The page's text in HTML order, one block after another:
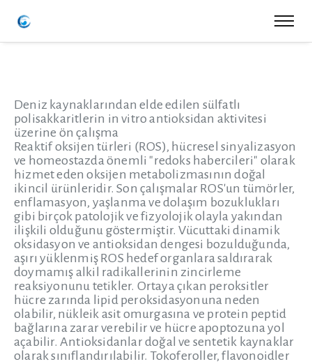
Deniz kaynaklarından elde edilen sülfatlı
polisakkaritlerin in vitro antioksidan aktivitesi
üzerine ön çalışma
Reaktif oksijen türleri (ROS), hücresel sinyalizasyon
ve homeostazda önemli "redoks habercileri" olarak
hizmet eden oksijen metabolizmasının doğal
ikincil ürünleridir. Son çalışmalar ROS'un tümörler,
enflamasyon, yaşlanma ve dolaşım bozuklukları
gibi birçok patolojik ve fizyolojik olayla yakından
ilişkili olduğunu göstermiştir. Vücuttaki dinamik
oksidasyon ve antioksidan dengesi bozulduğunda,
aşırı yüklenmiş ROS hedef organlara saldırarak
doymamış alkil radikallerinin zincirleme
reaksiyonunu tetikler. Ortaya çıkan peroksitler
hücre zarında lipid peroksidasyonuna neden
olabilir, nükleik asit omurgasına ve protein peptid
bağlarına zarar verebilir ve hücre apoptozuna yol
açabilir. Antioksidanlar doğal ve sentetik kaynaklar
olarak sınıflandırılabilir. Tokoferoller, flavonoidler